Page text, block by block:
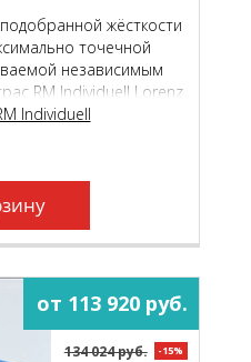
жёсткости
точечной
независимым
RM Individuell Lorenz
комфорта во
Individuell
от 113 920 руб.
134 024 руб. -15%